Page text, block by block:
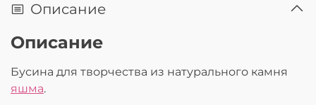
Описание
Описание
Бусина для творчества из натурального камня
яшма.